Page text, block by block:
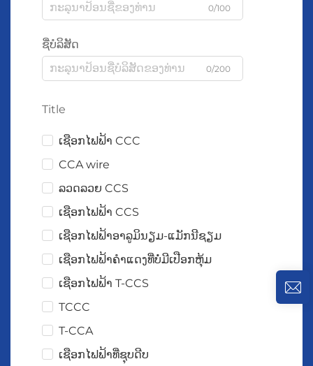
0/100
ຊື່ບໍລິສັດ
0/200
Title
ເຊືອກໄຟຟ້າ CCC
CCA wire
ລວດລວຍ CCS
ເຊືອກໄຟຟ້າ CCS
ເຊືອກໄຟຟ້າອາລູມິນຽມ-ແມັກນີຊຽມ
ເຊືອກໄຟຟ້າຄຳແດງທີ່ບໍ່ມີເປືອກຫຸ້ມ
ເຊືອກໄຟຟ້າ T-CCS
TCCC
T-CCA
ເຊືອກໄຟຟ້າທີ່ຊຸບດີບ